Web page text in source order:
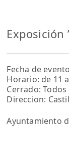
Exposición
Fecha de
Horario: de 11
Cerrado:
Direccion:
Ayuntamiento